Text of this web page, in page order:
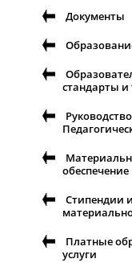
Документы
стандарты и
обеспечение
Стипендии
Платные
услуги